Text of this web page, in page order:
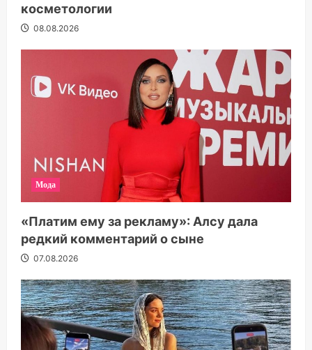
косметологии
08.08.2026
Мода
«Платим ему за рекламу»: Алсу дала
редкий комментарий о сыне
07.08.2026